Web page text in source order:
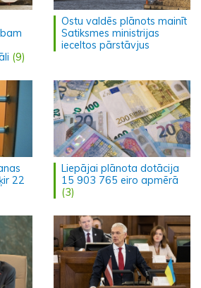
(9)
Ostu valdēs plānots mainīt
Satiksmes ministrijas
ieceltos pārstāvjus
22
Liepājai plānota dotācija
15 903 765 eiro apmērā
(3)